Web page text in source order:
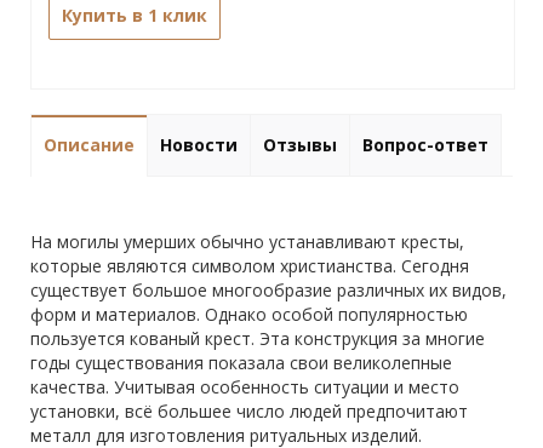
Купить в 1 клик
Описание Новости Отзывы Вопрос-ответ
На могилы умерших обычно устанавливают кресты,
которые являются символом христианства. Сегодня
существует большое многообразие различных их видов,
форм и материалов. Однако особой популярностью
пользуется кованый крест. Эта конструкция за многие
годы существования показала свои великолепные
качества. Учитывая особенность ситуации и место
установки, всё большее число людей предпочитают
металл для изготовления ритуальных изделий.